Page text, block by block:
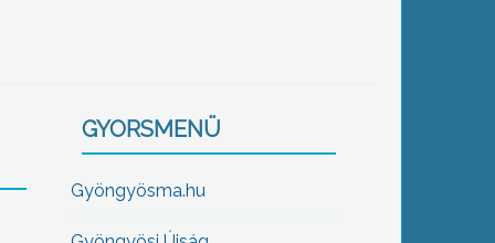
GYORSMENÜ
Gyöngyösma.hu